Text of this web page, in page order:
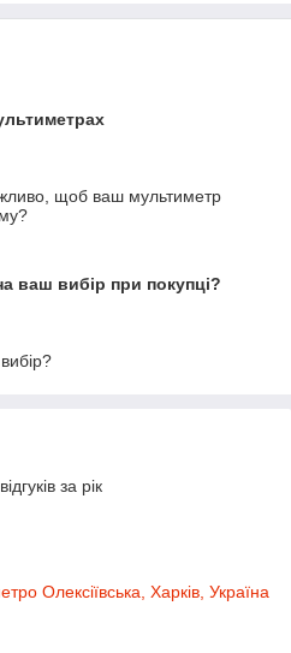
щоб ваш мультиметр
ваш вибір при покупці?
за рік
Олексіївська, Харків, Україна